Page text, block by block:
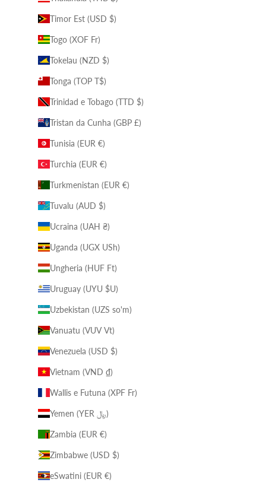
Timor Est (USD $)
Togo (XOF Fr)
Tokelau (NZD $)
Tonga (TOP T$)
Trinidad e Tobago (TTD $)
Tristan da Cunha (GBP £)
Tunisia (EUR €)
Turchia (EUR €)
Turkmenistan (EUR €)
Tuvalu (AUD $)
Ucraina (UAH ₴)
Uganda (UGX USh)
Ungheria (HUF Ft)
Uruguay (UYU $U)
Uzbekistan (UZS so'm)
Vanuatu (VUV Vt)
Venezuela (USD $)
Vietnam (VND ₫)
Wallis e Futuna (XPF Fr)
Yemen (YER ﷼)
Zambia (EUR €)
Zimbabwe (USD $)
eSwatini (EUR €)